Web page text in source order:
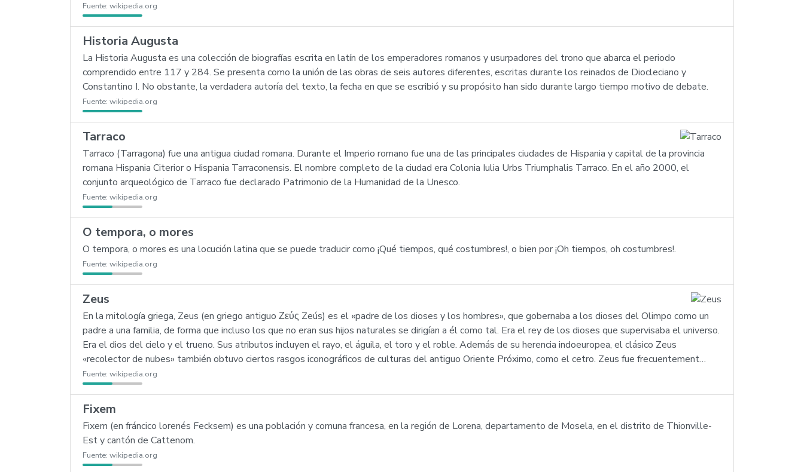
Fuente: wikipedia.org
Historia Augusta
La Historia Augusta es una colección de biografías escrita en latín de los emperadores romanos y usurpadores del trono que abarca el periodo
comprendido entre 117 y 284. Se presenta como la unión de las obras de seis autores diferentes, escritas durante los reinados de Diocleciano y
Constantino I. No obstante, la verdadera autoría del texto, la fecha en que se escribió y su propósito han sido durante largo tiempo motivo de debate.
Fuente: wikipedia.org
Tarraco
Tarraco (Tarragona) fue una antigua ciudad romana. Durante el Imperio romano fue una de las principales ciudades de Hispania y capital de la provincia
romana Hispania Citerior o Hispania Tarraconensis. El nombre completo de la ciudad era Colonia Iulia Urbs Triumphalis Tarraco. En el año 2000, el
conjunto arqueológico de Tarraco fue declarado Patrimonio de la Humanidad de la Unesco.
Fuente: wikipedia.org
O tempora, o mores
O tempora, o mores es una locución latina que se puede traducir como ¡Qué tiempos, qué costumbres!, o bien por ¡Oh tiempos, oh costumbres!.
Fuente: wikipedia.org
Zeus
En la mitología griega, Zeus (en griego antiguo Ζεύς Zeús) es el «padre de los dioses y los hombres», que gobernaba a los dioses del Olimpo como un
padre a una familia, de forma que incluso los que no eran sus hijos naturales se dirigían a él como tal. Era el rey de los dioses que supervisaba el universo.
Era el dios del cielo y el trueno. Sus atributos incluyen el rayo, el águila, el toro y el roble. Además de su herencia indoeuropea, el clásico Zeus
«recolector de nubes» también obtuvo ciertos rasgos iconográficos de culturas del antiguo Oriente Próximo, como el cetro. Zeus fue frecuentement…
Fuente: wikipedia.org
Fixem
Fixem (en fráncico lorenés Fecksem) es una población y comuna francesa, en la región de Lorena, departamento de Mosela, en el distrito de Thionville-
Est y cantón de Cattenom.
Fuente: wikipedia.org